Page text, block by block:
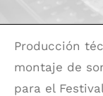
Producción
montaje de
para el